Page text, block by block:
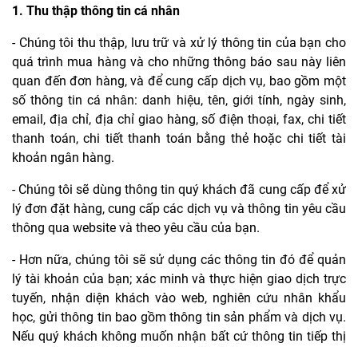
1. Thu thập thông tin cá nhân
- Chúng tôi thu thập, lưu trữ và xử lý thông tin của bạn cho
quá trình mua hàng và cho những thông báo sau này liên
quan đến đơn hàng, và để cung cấp dịch vụ, bao gồm một
số thông tin cá nhân: danh hiệu, tên, giới tính, ngày sinh,
email, địa chỉ, địa chỉ giao hàng, số điện thoại, fax, chi tiết
thanh toán, chi tiết thanh toán bằng thẻ hoặc chi tiết tài
khoản ngân hàng.
- Chúng tôi sẽ dùng thông tin quý khách đã cung cấp để xử
lý đơn đặt hàng, cung cấp các dịch vụ và thông tin yêu cầu
thông qua website và theo yêu cầu của bạn.
- Hơn nữa, chúng tôi sẽ sử dụng các thông tin đó để quản
lý tài khoản của bạn; xác minh và thực hiện giao dịch trực
tuyến, nhận diện khách vào web, nghiên cứu nhân khẩu
học, gửi thông tin bao gồm thông tin sản phẩm và dịch vụ.
Nếu quý khách không muốn nhận bất cứ thông tin tiếp thị